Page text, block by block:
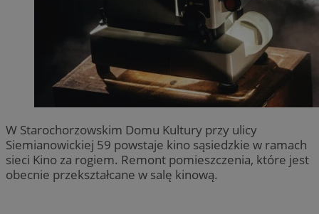
W Starochorzowskim Domu Kultury przy ulicy
Siemianowickiej 59 powstaje kino sąsiedzkie w ramach
sieci Kino za rogiem. Remont pomieszczenia, które jest
obecnie przekształcane w salę kinową.